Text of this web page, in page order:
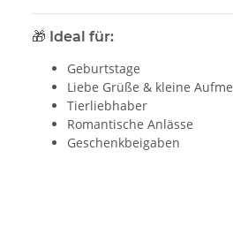
🎁 Ideal für:
Geburtstage
Liebe Grüße & kleine
Tierliebhaber
Romantische Anlässe
Geschenkbeigaben